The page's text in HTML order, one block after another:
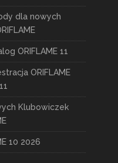
dla nowych
ORIFLAME 11
ORIFLAME
Klubowiczek
10 2026